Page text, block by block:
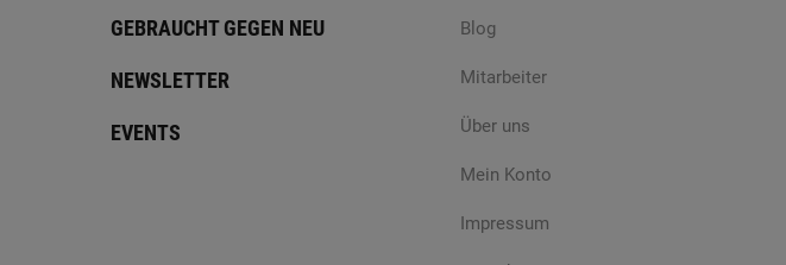
GEBRAUCHT GEGEN NEU
NEWSLETTER
EVENTS
Blog
Mitarbeiter
Über uns
Mein Konto
Impressum